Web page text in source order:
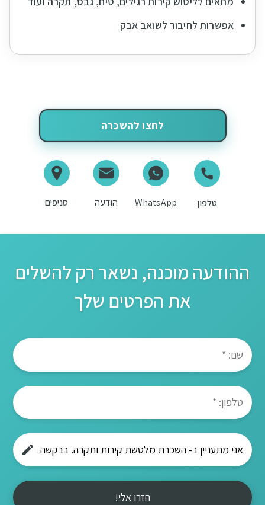
אפשרות לחיבור לשואב אבק
לחצו להשכרה
טלפון WhatsApp הודעה סניפים
ההודעה מוכנה, נשאר רק להשלים
את הפרטים שלך
חזרו אלי!